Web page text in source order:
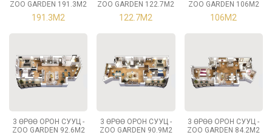
ZOO GARDEN 191.3М2
191.3М2
ZOO GARDEN 122.7М2
122.7М2
ZOO GARDEN 106М2
106М2
3 ӨРӨӨ ОРОН СУУЦ -
ZOO GARDEN 92.6М2
3 ӨРӨӨ ОРОН СУУЦ -
ZOO GARDEN 90.9М2
3 ӨРӨӨ ОРОН СУУЦ -
ZOO GARDEN 84.2М2